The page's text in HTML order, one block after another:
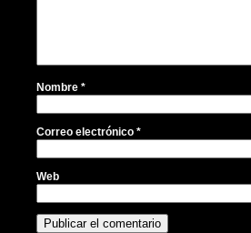
Nombre *
Correo electrónico *
Web